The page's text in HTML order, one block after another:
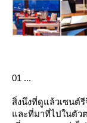
01 ...
สิ่งนึงที่ดูแล้วเซนต์
ละที่มาที่ไปในตัว